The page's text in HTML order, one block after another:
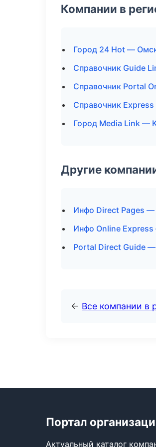
Компании в
Город 24 Hot —
Справочник Guide
Справочник Portal
Справочник
Город Media Link —
Другие
Инфо Direct Pages —
Инфо Online
Portal Direct Guide
← Все компании в
Портал
Актуальный каталог